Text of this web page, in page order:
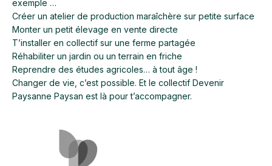
exemple …
Créer un atelier de production maraîchère sur petite surface
Monter un petit élevage en vente directe
T’installer en collectif sur une ferme partagée
Réhabiliter un jardin ou un terrain en friche
Reprendre des études agricoles… à tout âge !
Changer de vie, c’est possible. Et le collectif Devenir
Paysanne Paysan est là pour t’accompagner.